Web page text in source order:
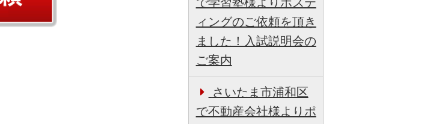
ィングのご依頼を頂き
ました！入試説明会の
ご案内
さいたま市浦和区
で不動産会社様よりポ